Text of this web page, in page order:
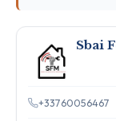
Sbai
+33760056467